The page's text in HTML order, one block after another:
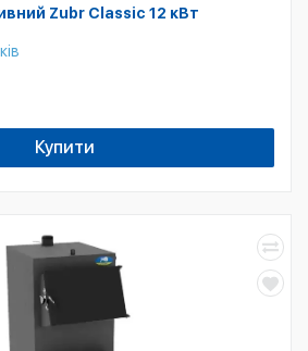
Zubr Classic 12 кВт
Купити